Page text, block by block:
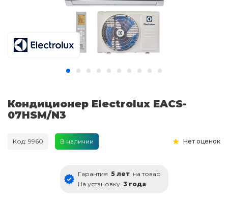
Кондиционер Electrolux EACS-
07HSM/N3
Код: 9960 В наличии Нет оценок
Гарантия 5 лет на товар
На установку 3 года